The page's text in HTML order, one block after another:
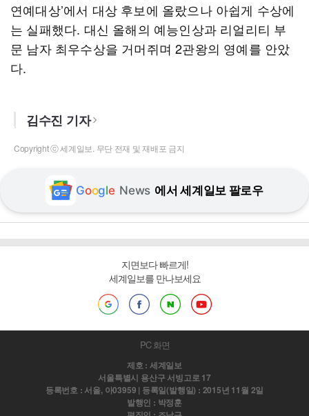
연예대상’에서 대상 후보에 올랐으나 아쉽게 수상에
는 실패했다. 대신 올해의 예능인상과 리얼리티 부
문 남자 최우수상을 거머쥐며 2관왕의 영예를 안았
다.
김수진 기자
Copyright ⓒ 세계일보. 무단 전재 및 재배포 금지
Google News 에서 세계일보 팔로우
지면보다 빠르게!
세계일보를 만나보세요
PC 화면
제호 : 세계일보
서울특별시 용산구 서빙고로 17
등록번호 : 서울, 아03959 | 등록일(발행일) : 2015년 11월 2일
발행인 : 박정훈